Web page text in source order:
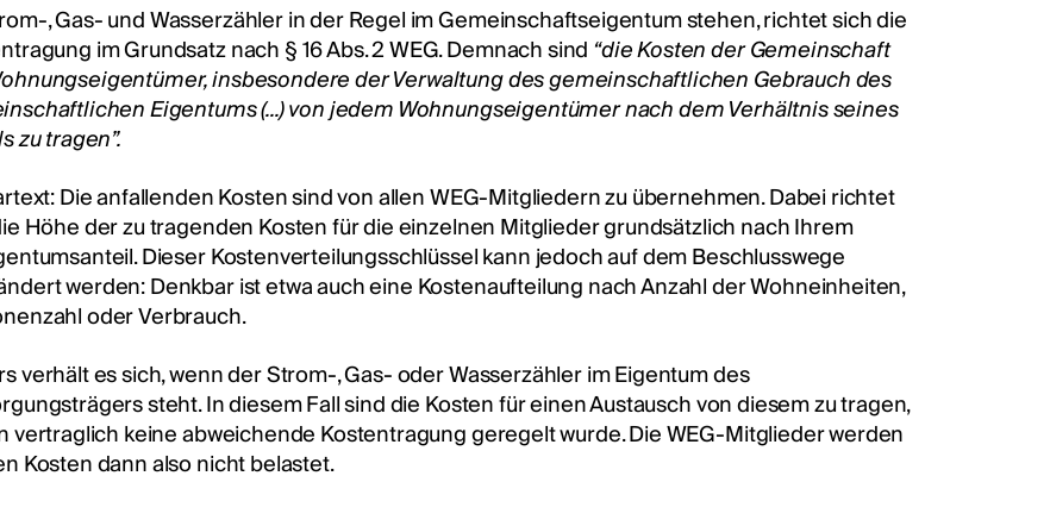
, Gas- und Wasserzähler in der Regel im Gemeinschaftseigentum stehen, richtet sich die
im Grundsatz nach § 16 Abs. 2 WEG. Demnach sind “die Kosten der Gemeinschaft
insbesondere der Verwaltung des gemeinschaftlichen Gebrauch des
Eigentums (...) von jedem Wohnungseigentümer nach dem Verhältnis seines
zu tragen”.
Die anfallenden Kosten sind von allen WEG-Mitgliedern zu übernehmen. Dabei richtet
Höhe der zu tragenden Kosten für die einzelnen Mitglieder grundsätzlich nach Ihrem
Dieser Kostenverteilungsschlüssel kann jedoch auf dem Beschlusswege
werden: Denkbar ist etwa auch eine Kostenaufteilung nach Anzahl der Wohneinheiten,
oder Verbrauch.
verhält es sich, wenn der Strom-, Gas- oder Wasserzähler im Eigentum des
steht. In diesem Fall sind die Kosten für einen Austausch von diesem zu tragen,
vertraglich keine abweichende Kostentragung geregelt wurde. Die WEG-Mitglieder werden
Kosten dann also nicht belastet.